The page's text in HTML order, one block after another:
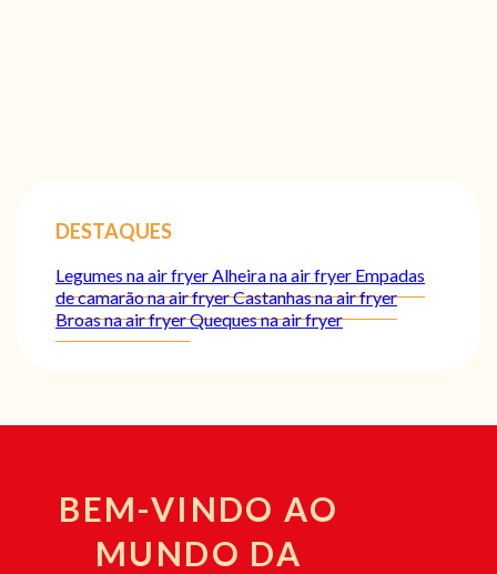
DESTAQUES
Legumes na air fryer Alheira na air fryer Empadas
de camarão na air fryerCastanhas na air fryer
Broas na air fryerQueques na air fryer
BEM-VINDO AO
MUNDO DA